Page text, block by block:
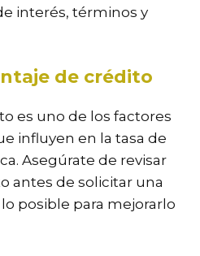
interés, términos y
de crédito
es uno de los factores
influyen en la tasa de
Asegúrate de revisar
antes de solicitar una
posible para mejorarlo